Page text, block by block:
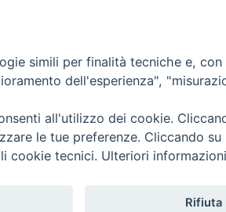
simili per finalità tecniche e,
dell'esperienza",
all'utilizzo dei cookie.
le tue preferenze. Cliccando
cookie tecnici. Ulteriori
Rifiuta